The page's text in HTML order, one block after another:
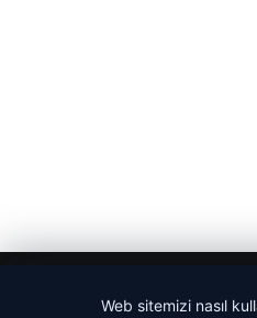
Web sitemizi nasıl